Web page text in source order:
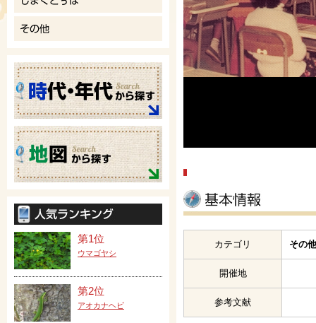
カテゴリ その
開催地
参考文献
第1位
ウマゴヤシ
第2位
アオカナヘビ